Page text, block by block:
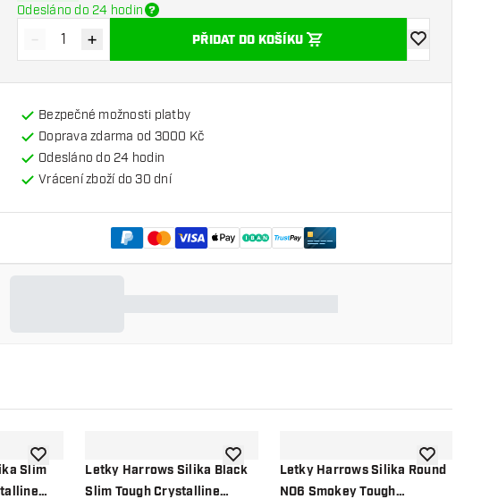
Odesláno do 24 hodin
Snížit množství
- Zvýšit množství
+ PŘIDAT DO KOŠÍKU
Přidat do
Bezpečné možnosti platby
Doprava zdarma od 3000 Kč
Odesláno do 24 hodin
Vrácení zboží do 30 dní
Slim
Přidat do seznamu přání
Letky Harrows Silika Black
Slim Tough Crystalline
Přidat do seznamu přání
Letky Harrows Silika Round
NO6 Smokey Tough
Přidat do